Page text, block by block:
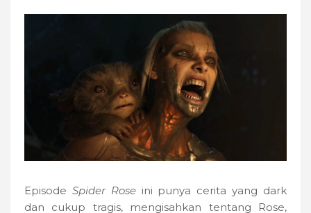
Episode Spider Roseini punya cerita yang dark
dan cukup tragis, mengisahkan tentang Rose,